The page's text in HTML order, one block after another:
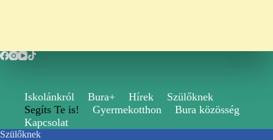
Iskolánkról Bura+ Hírek
Szülőknek
Segíts Te is!
Gyermekotthon
Bura közösség
Kapcsolat
Szülőknek